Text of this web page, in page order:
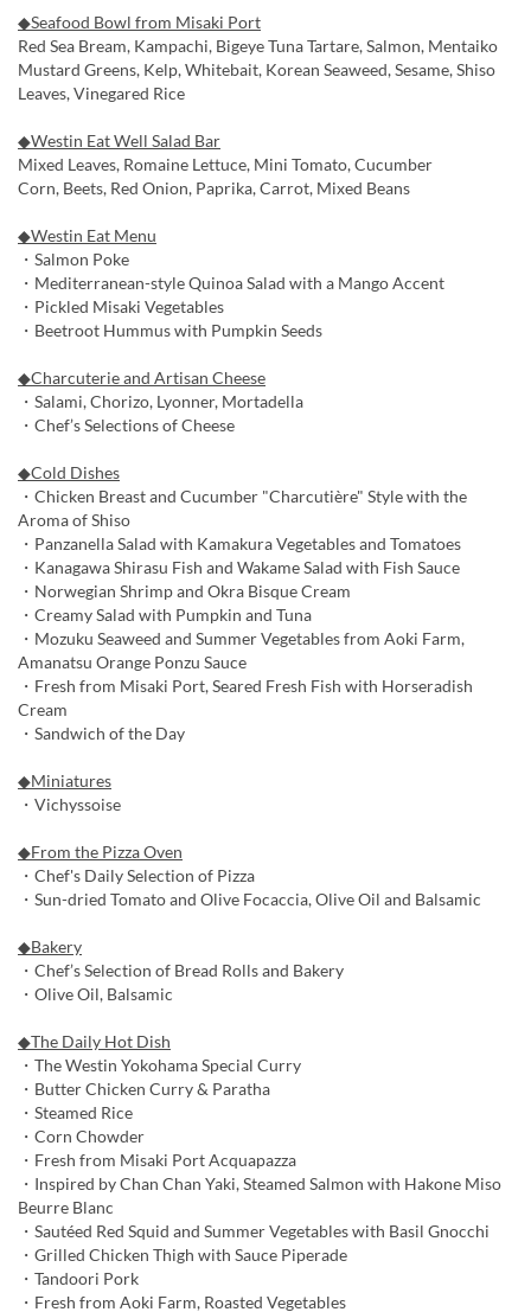
◆Seafood Bowl from Misaki Port
Red Sea Bream, Kampachi, Bigeye Tuna Tartare, Salmon, Mentaiko
Mustard Greens, Kelp, Whitebait, Korean Seaweed, Sesame, Shiso
Leaves, Vinegared Rice
◆Westin Eat Well Salad Bar
Mixed Leaves, Romaine Lettuce, Mini Tomato, Cucumber
Corn, Beets, Red Onion, Paprika, Carrot, Mixed Beans
◆Westin Eat Menu
・Salmon Poke
・Mediterranean-style Quinoa Salad with a Mango Accent
・Pickled Misaki Vegetables
・Beetroot Hummus with Pumpkin Seeds
◆Charcuterie and Artisan Cheese
・Salami, Chorizo, Lyonner, Mortadella
・Chef’s Selections of Cheese
◆Cold Dishes
・Chicken Breast and Cucumber "Charcutière" Style with the
Aroma of Shiso
・Panzanella Salad with Kamakura Vegetables and Tomatoes
・Kanagawa Shirasu Fish and Wakame Salad with Fish Sauce
・Norwegian Shrimp and Okra Bisque Cream
・Creamy Salad with Pumpkin and Tuna
・Mozuku Seaweed and Summer Vegetables from Aoki Farm,
Amanatsu Orange Ponzu Sauce
・Fresh from Misaki Port, Seared Fresh Fish with Horseradish
Cream
・Sandwich of the Day
◆Miniatures
・Vichyssoise
◆From the Pizza Oven
・Chef's Daily Selection of Pizza
・Sun-dried Tomato and Olive Focaccia, Olive Oil and Balsamic
◆Bakery
・Chef’s Selection of Bread Rolls and Bakery
・Olive Oil, Balsamic
◆The Daily Hot Dish
・The Westin Yokohama Special Curry
・Butter Chicken Curry & Paratha
・Steamed Rice
・Corn Chowder
・Fresh from Misaki Port Acquapazza
・Inspired by Chan Chan Yaki, Steamed Salmon with Hakone Miso
Beurre Blanc
・Sautéed Red Squid and Summer Vegetables with Basil Gnocchi
・Grilled Chicken Thigh with Sauce Piperade
・Tandoori Pork
・Fresh from Aoki Farm, Roasted Vegetables